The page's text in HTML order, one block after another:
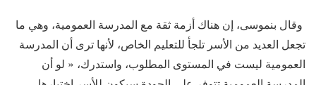
وقال بنموسى، إن هناك أزمة ثقة مع المدرسة العمومية، وهي ما
تجعل العديد من الأسر تلجأ للتعليم الخاص، لأنها ترى أن المدرسة
العمومية ليست في المستوى المطلوب، واستدرك، « لو أن